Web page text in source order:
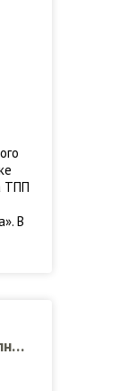
ТПП
В
17 сентября состоялся крупнейший забег страны -Московский марафон